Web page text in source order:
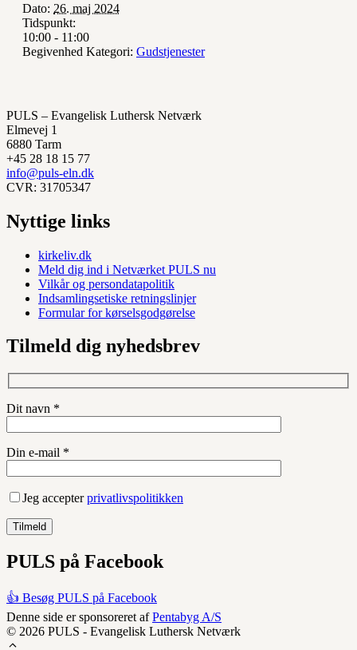
Dato: 26. maj 2024
Tidspunkt:
10:00 - 11:00
Begivenhed Kategori: Gudstjenester
PULS – Evangelisk Luthersk Netværk
Elmevej 1
6880 Tarm
+45 28 18 15 77
info@puls-eln.dk
CVR: 31705347
Nyttige links
kirkeliv.dk
Meld dig ind i Netværket PULS nu
Vilkår og persondatapolitik
Indsamlingsetiske retningslinjer
Formular for kørselsgodgørelse
Tilmeld dig nyhedsbrev
Dit navn *
Din e-mail *
Jeg accepterprivatlivspolitikken
PULS på Facebook
👍 Besøg PULS på Facebook
Denne side er sponsoreret afPentabyg A/S
© 2026 PULS - Evangelisk Luthersk Netværk